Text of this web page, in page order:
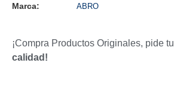
Marca: ABRO
¡Compra Productos Originales, pide tu
calidad!